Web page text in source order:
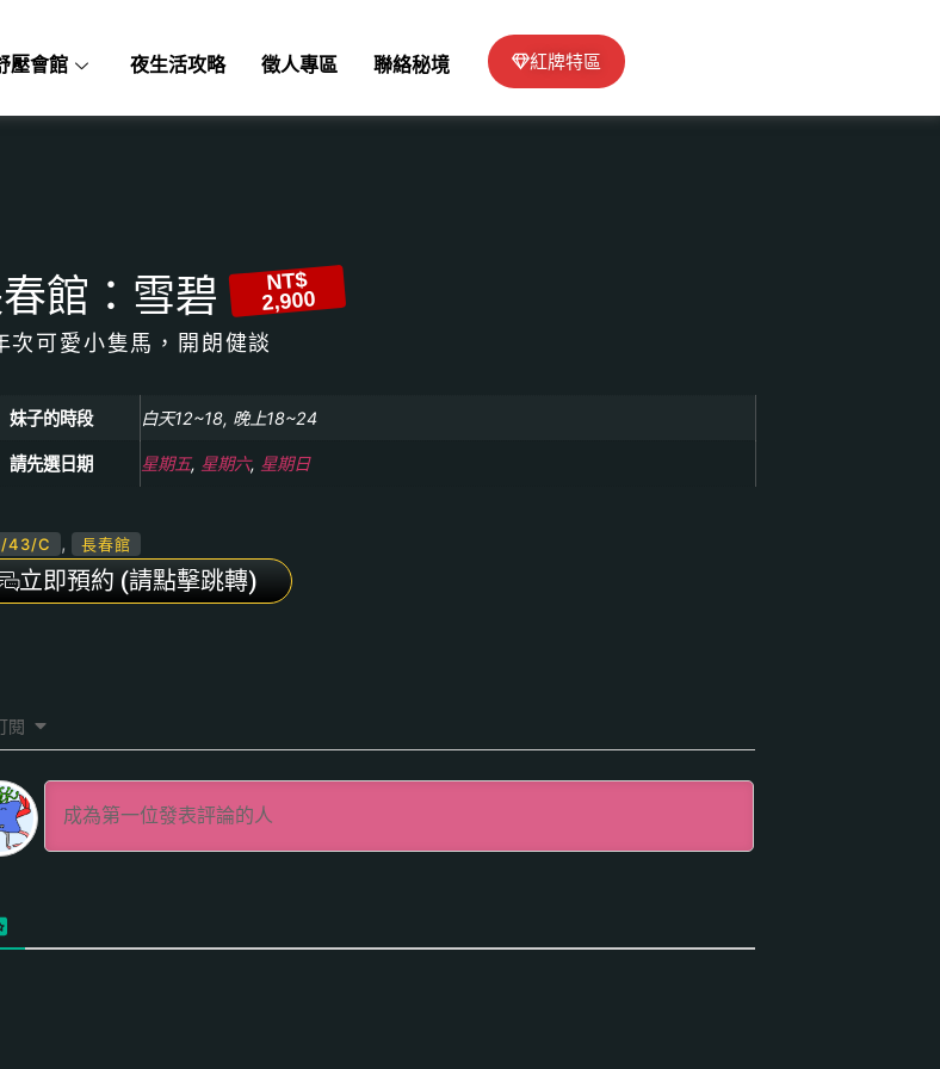
壓會館 夜生活攻略 徵人專區 聯絡秘境 紅牌特區
館：雪碧 NT$
2,900
次可愛小隻馬，開朗健談
妹子的時段 白天12~18, 晚上18~24
請先選日期 星期五, 星期六, 星期日
43/C , 長春館
立即預約 (請點擊跳轉)
閱